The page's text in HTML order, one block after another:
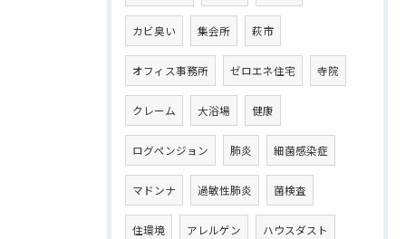
カビ臭い 集会所 萩市
オフィス事務所 ゼロエネ住宅 寺院
クレーム 大浴場 健康
ログペンジョン 肺炎 細菌感染症
マドンナ 過敏性肺炎 菌検査
住環境 アレルゲン ハウスダスト